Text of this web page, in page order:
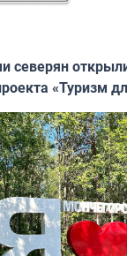
северян
«Туризм